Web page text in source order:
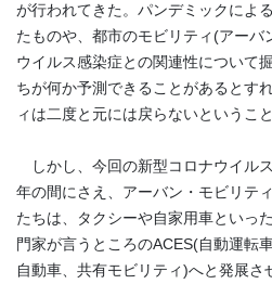
が行われてきた。パンデミックによ
たものや、都市のモビリティ (アーバ
ウイルス感染症との関連性について
ちが何か予測できることがあるとす
ィは二度と元には戻らないということ
しかし、今回の新型コロナウイル
年の間にさえ、アーバン・モビリテ
たちは、タクシーや自家用車といっ
門家が言うところのACES(自動運転
自動車、共有モビリティ)へと発展さ